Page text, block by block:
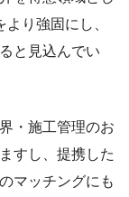
り強固にし、
と見込んでい
・施工管理のお
すし、提携した
マッチングにも